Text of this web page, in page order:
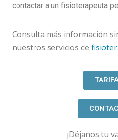
contactar a un fisioterapeuta
Consulta más información
nuestros servicios de
¡Déjanos tu